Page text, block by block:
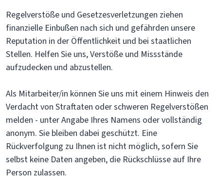
Regelverstöße und Gesetzesverletzungen ziehen
finanzielle Einbußen nach sich und gefährden unsere
Reputation in der Öffentlichkeit und bei staatlichen
Stellen. Helfen Sie uns, Verstöße und Missstände
aufzudecken und abzustellen.
Als Mitarbeiter/in können Sie uns mit einem Hinweis den
Verdacht von Straftaten oder schweren Regelverstößen
melden - unter Angabe Ihres Namens oder vollständig
anonym. Sie bleiben dabei geschützt. Eine
Rückverfolgung zu Ihnen ist nicht möglich, sofern Sie
selbst keine Daten angeben, die Rückschlüsse auf Ihre
Person zulassen.